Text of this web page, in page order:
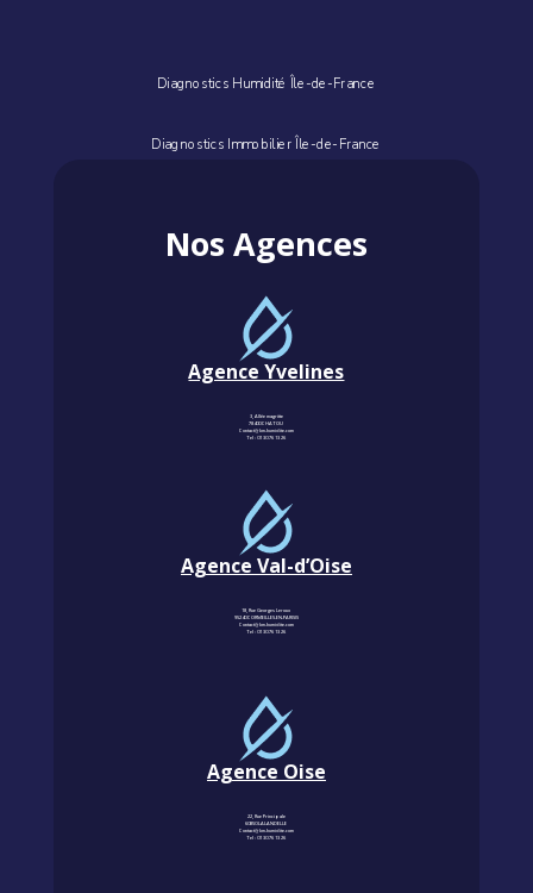
Diagnostics Humidité Île-de-France
Diagnostics Immobilier Île-de-France
Nos Agences
Agence Yvelines
3, Allée magritte
78400 CHATOU
Contact@km-humidite.com
Tel :01 30 76 13 26
Agence Val-d’Oise
18, Rue Georges Leroux
95240 CORMEILLES-EN-PARISIS
Contact@km-humidite.com
Tel :01 30 76 13 26
Agence Oise
22, Rue Principale
60850 LALANDELLE
Contact@km-humidite.com
Tel :01 30 76 13 26